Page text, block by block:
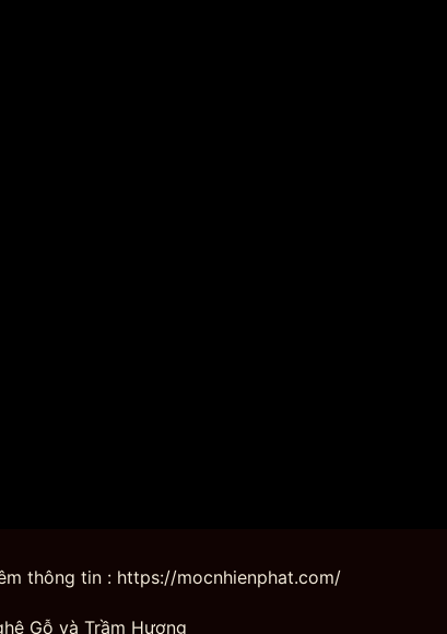
thông tin : https://mocnhienphat.com/
Gỗ và Trầm Hương